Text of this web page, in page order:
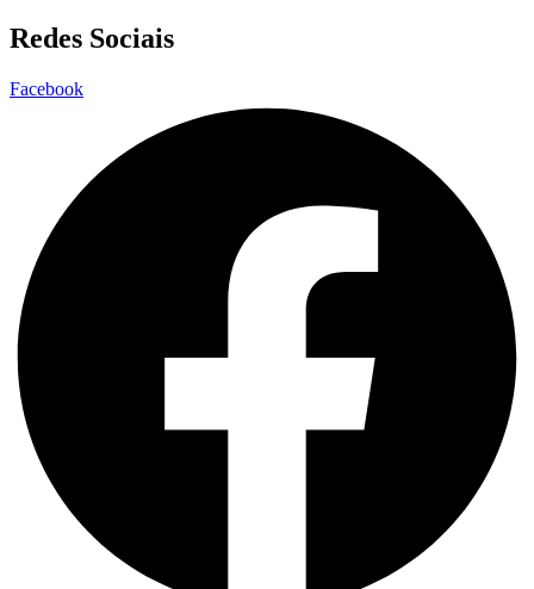
Redes Sociais
Facebook